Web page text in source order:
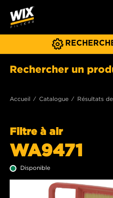
Rechercher un
Accueil Catalogue Résultats
Filtre à air
WA9471
Disponible